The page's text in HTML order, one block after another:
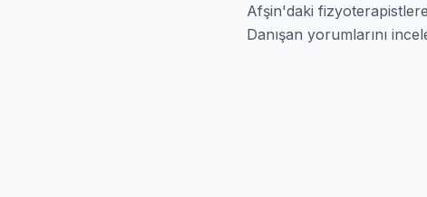
Afşin'daki
Danışan yorumlarını